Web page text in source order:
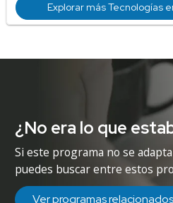
Explorar más Tecnologías
¿No era lo que
Si este programa no se
puedes buscar entre estos
Ver programas relacionados